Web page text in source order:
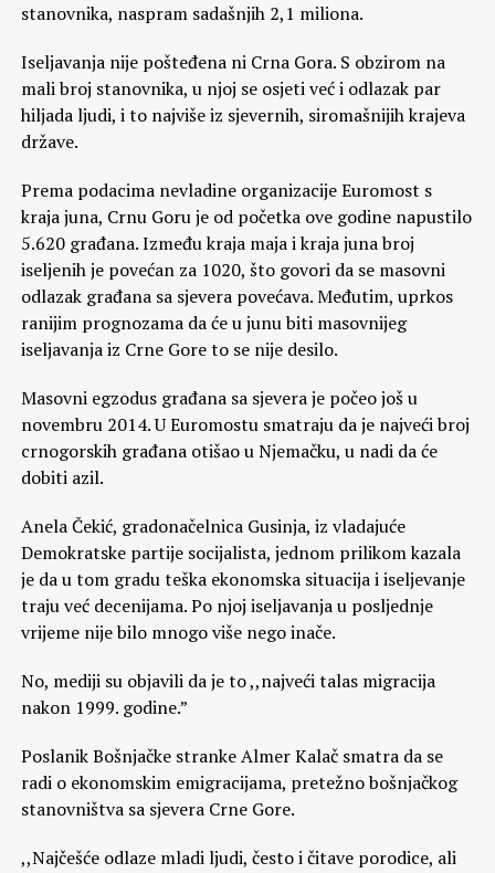
stanovnika, naspram sadašnjih 2,1 miliona.
Iseljavanja nije pošteđena ni Crna Gora. S obzirom na
mali broj stanovnika, u njoj se osjeti već i odlazak par
hiljada ljudi, i to najviše iz sjevernih, siromašnijih krajeva
države.
Prema podacima nevladine organizacije Euromost s
kraja juna, Crnu Goru je od početka ove godine napustilo
5.620 građana. Između kraja maja i kraja juna broj
iseljenih je povećan za 1020, što govori da se masovni
odlazak građana sa sjevera povećava. Međutim, uprkos
ranijim prognozama da će u junu biti masovnijeg
iseljavanja iz Crne Gore to se nije desilo.
Masovni egzodus građana sa sjevera je počeo još u
novembru 2014. U Euromostu smatraju da je najveći broj
crnogorskih građana otišao u Njemačku, u nadi da će
dobiti azil.
Anela Čekić, gradonačelnica Gusinja, iz vladajuće
Demokratske partije socijalista, jednom prilikom kazala
je da u tom gradu teška ekonomska situacija i iseljevanje
traju već decenijama. Po njoj iseljavanja u posljednje
vrijeme nije bilo mnogo više nego inače.
No, mediji su objavili da je to ,,najveći talas migracija
nakon 1999. godine.”
Poslanik Bošnjačke stranke Almer Kalač smatra da se
radi o ekonomskim emigracijama, pretežno bošnjačkog
stanovništva sa sjevera Crne Gore.
,,Najčešće odlaze mladi ljudi, često i čitave porodice, ali